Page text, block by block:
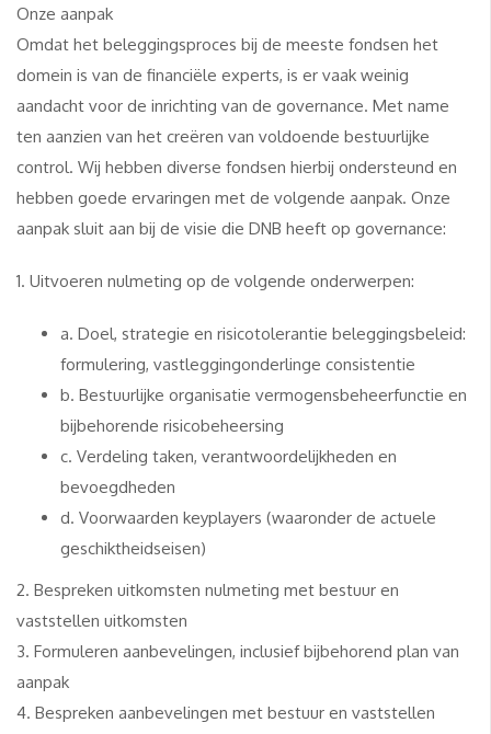
Onze aanpak
Omdat het beleggingsproces bij de meeste fondsen het
domein is van de financiële experts, is er vaak weinig
aandacht voor de inrichting van de governance. Met name
ten aanzien van het creëren van voldoende bestuurlijke
control. Wij hebben diverse fondsen hierbij ondersteund en
hebben goede ervaringen met de volgende aanpak. Onze
aanpak sluit aan bij de visie die DNB heeft op governance:
1. Uitvoeren nulmeting op de volgende onderwerpen:
a. Doel, strategie en risicotolerantie beleggingsbeleid:
formulering, vastleggingonderlinge consistentie
b. Bestuurlijke organisatie vermogensbeheerfunctie en
bijbehorende risicobeheersing
c. Verdeling taken, verantwoordelijkheden en
bevoegdheden
d. Voorwaarden keyplayers (waaronder de actuele
geschiktheidseisen)
2. Bespreken uitkomsten nulmeting met bestuur en
vaststellen uitkomsten
3. Formuleren aanbevelingen, inclusief bijbehorend plan van
aanpak
4. Bespreken aanbevelingen met bestuur en vaststellen